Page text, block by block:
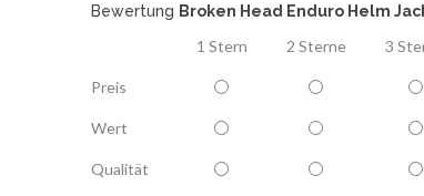
Bewertung Broken Head Enduro Helm
1 Stern 2 Sterne 3
Preis
Wert
Qualität